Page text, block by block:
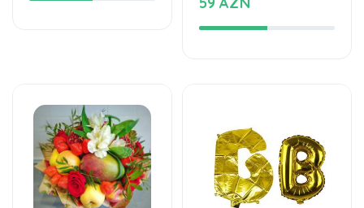
Корзина с фруктами
Mixed fruits
53 AZN
Воздушные шары
Helium balloon
12 AZN